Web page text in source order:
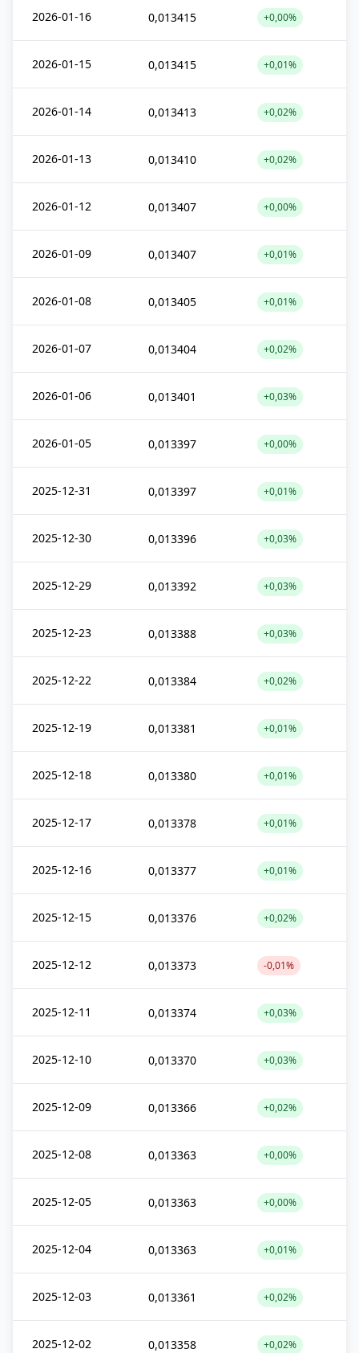
2026-01-16 0,013415 +0,00%
2026-01-15 0,013415 +0,01%
2026-01-14 0,013413 +0,02%
2026-01-13 0,013410 +0,02%
2026-01-12 0,013407 +0,00%
2026-01-09 0,013407 +0,01%
2026-01-08 0,013405 +0,01%
2026-01-07 0,013404 +0,02%
2026-01-06 0,013401 +0,03%
2026-01-05 0,013397 +0,00%
2025-12-31 0,013397 +0,01%
2025-12-30 0,013396 +0,03%
2025-12-29 0,013392 +0,03%
2025-12-23 0,013388 +0,03%
2025-12-22 0,013384 +0,02%
2025-12-19 0,013381 +0,01%
2025-12-18 0,013380 +0,01%
2025-12-17 0,013378 +0,01%
2025-12-16 0,013377 +0,01%
2025-12-15 0,013376 +0,02%
2025-12-12 0,013373 -0,01%
2025-12-11 0,013374 +0,03%
2025-12-10 0,013370 +0,03%
2025-12-09 0,013366 +0,02%
2025-12-08 0,013363 +0,00%
2025-12-05 0,013363 +0,00%
2025-12-04 0,013363 +0,01%
2025-12-03 0,013361 +0,02%
2025-12-02 0,013358 +0,02%